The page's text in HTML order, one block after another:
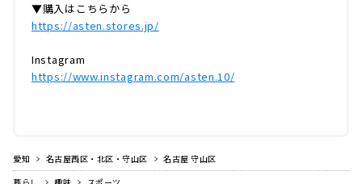
▼購入はこちらから
https://asten.stores.jp/
Instagram
https://www.instagram.com/asten.10/
愛知 名古屋西区・北区・守山区
名古屋 守山区